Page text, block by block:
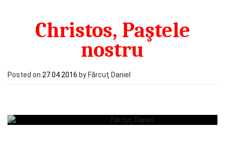
Christos, Paştele
nostru
Posted on 27.04.2016 by Fărcuţ Daniel